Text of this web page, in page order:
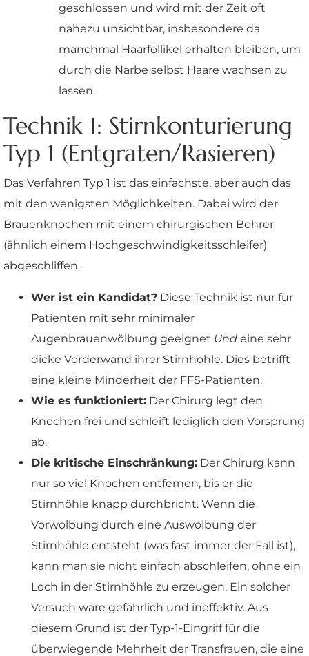
geschlossen und wird mit der Zeit oft
nahezu unsichtbar, insbesondere da
manchmal Haarfollikel erhalten bleiben, um
durch die Narbe selbst Haare wachsen zu
lassen.
Technik 1: Stirnkonturierung
Typ 1 (Entgraten/Rasieren)
Das Verfahren Typ 1 ist das einfachste, aber auch das
mit den wenigsten Möglichkeiten. Dabei wird der
Brauenknochen mit einem chirurgischen Bohrer
(ähnlich einem Hochgeschwindigkeitsschleifer)
abgeschliffen.
Wer ist ein Kandidat? Diese Technik ist nur für
Patienten mit sehr minimaler
Augenbrauenwölbung geeignet Und eine sehr
dicke Vorderwand ihrer Stirnhöhle. Dies betrifft
eine kleine Minderheit der FFS-Patienten.
Wie es funktioniert: Der Chirurg legt den
Knochen frei und schleift lediglich den Vorsprung
ab.
Die kritische Einschränkung: Der Chirurg kann
nur so viel Knochen entfernen, bis er die
Stirnhöhle knapp durchbricht. Wenn die
Vorwölbung durch eine Auswölbung der
Stirnhöhle entsteht (was fast immer der Fall ist),
kann man sie nicht einfach abschleifen, ohne ein
Loch in der Stirnhöhle zu erzeugen. Ein solcher
Versuch wäre gefährlich und ineffektiv. Aus
diesem Grund ist der Typ-1-Eingriff für die
überwiegende Mehrheit der Transfrauen, die eine